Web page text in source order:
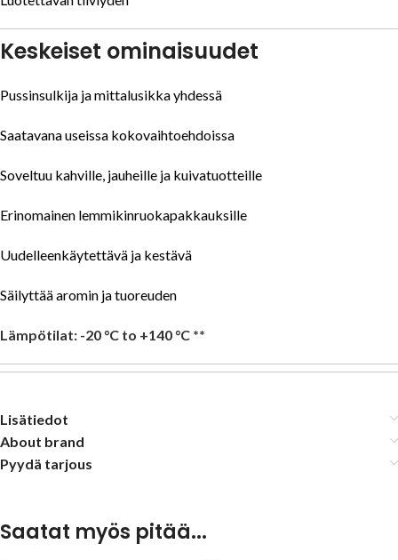
Keskeiset ominaisuudet
Pussinsulkija ja mittalusikka yhdessä
Saatavana useissa kokovaihtoehdoissa
Soveltuu kahville, jauheille ja kuivatuotteille
Erinomainen lemmikinruokapakkauksille
Uudelleenkäytettävä ja kestävä
Säilyttää aromin ja tuoreuden
Lämpötilat: -20 °C to +140 °C **
Lisätiedot
About brand
Pyydä tarjous
Saatat myös pitää...